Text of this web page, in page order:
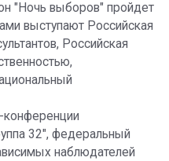
"Ночь выборов" пройдет
выступают Российская
Российская
конференции
32", федеральный
наблюдателей